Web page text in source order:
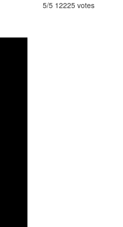
5/5 12225 votes